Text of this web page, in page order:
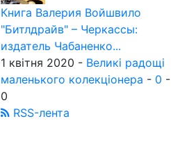
Книга Валерия Войшвило
"Битлдрайв" – Черкассы:
издатель Чабаненко...
1 квітня 2020 - Великі радощі
маленького колекціонера - 0 -
0
RSS-лента